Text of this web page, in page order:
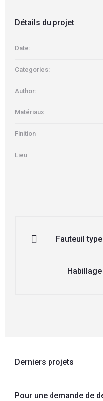
Détails du projet
Date:
Categories:
Author:
Matériaux
Finition
Lieu
Fauteuil
Derniers projets
Pour une demande de